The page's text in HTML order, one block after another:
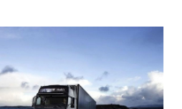
международными